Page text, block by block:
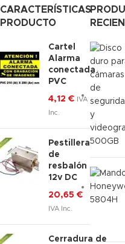
CARACTERÍSTICAS
PRODUCTO
Cartel
Alarma
conectada
PVC
4,12 €
IVA
Inc.
Pestillera
de
resbalón
12v DC
20,65 €
IVA Inc.
Cerradura de